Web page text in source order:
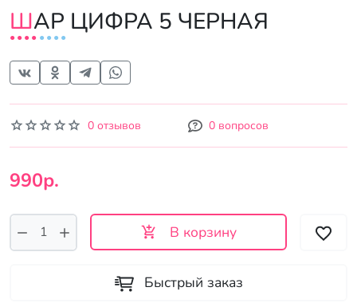
ШАР ЦИФРА 5 ЧЕРНАЯ
0 отзывов 0 вопросов
990р.
В корзину
Быстрый заказ